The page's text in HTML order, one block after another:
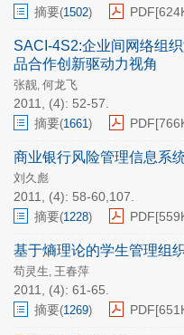
摘要(1502) PDF[
SACI-4S2:企业间网络组
品合作创新驱动力视角
张靓, 何龙飞
2011, (4): 52-57.
摘要(1661) PDF[
商业银行风险管理信息系
刘久彪
2011, (4): 58-60,107.
摘要(1228) PDF[
基于熵理论的学生管理组
苟灵生, 王春萍
2011, (4): 61-65.
摘要(1269) PDF[